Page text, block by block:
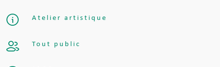
Atelier artistique
Tout public